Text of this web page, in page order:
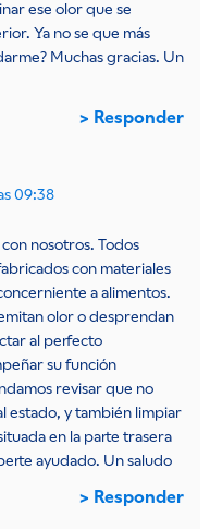
ese olor que se
Ya no se que más
Muchas gracias. Un
Responder
09:38
nosotros. Todos
con materiales
a alimentos.
olor o desprendan
al perfecto
su función
revisar que no
estado, y también limpiar
en la parte trasera
ayudado. Un saludo
Responder